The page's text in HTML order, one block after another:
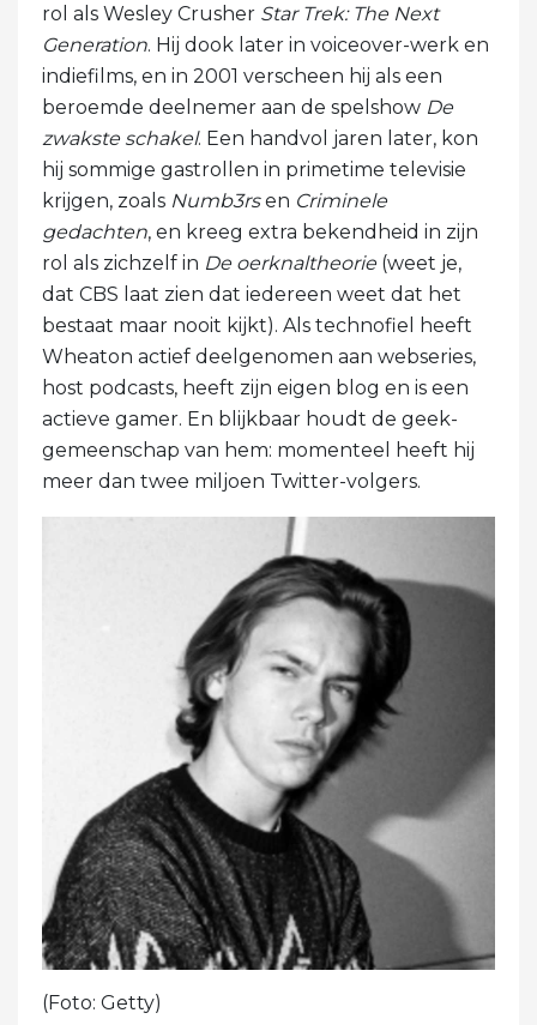
rol als Wesley Crusher Star Trek: The Next
Generation. Hij dook later in voiceover-werk en
indiefilms, en in 2001 verscheen hij als een
beroemde deelnemer aan de spelshow De
zwakste schakel. Een handvol jaren later, kon
hij sommige gastrollen in primetime televisie
krijgen, zoals Numb3rsen Criminele
gedachten, en kreeg extra bekendheid in zijn
rol als zichzelf in De oerknaltheorie(weet je,
dat CBS laat zien dat iedereen weet dat het
bestaat maar nooit kijkt). Als technofiel heeft
Wheaton actief deelgenomen aan webseries,
host podcasts, heeft zijn eigen blog en is een
actieve gamer. En blijkbaar houdt de geek-
gemeenschap van hem: momenteel heeft hij
meer dan twee miljoen Twitter-volgers.
(Foto: Getty)